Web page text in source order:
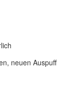
neuen Auspuff